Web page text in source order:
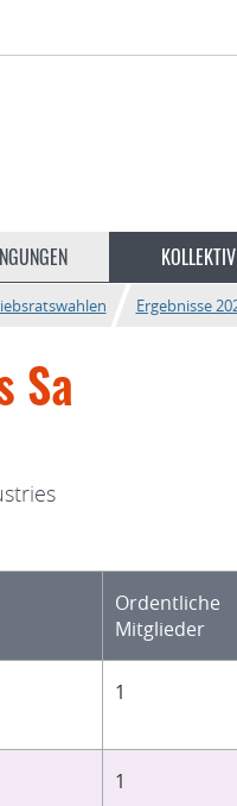
Ergebnisse
Sa
Ordentliche
Mitglieder
1
1